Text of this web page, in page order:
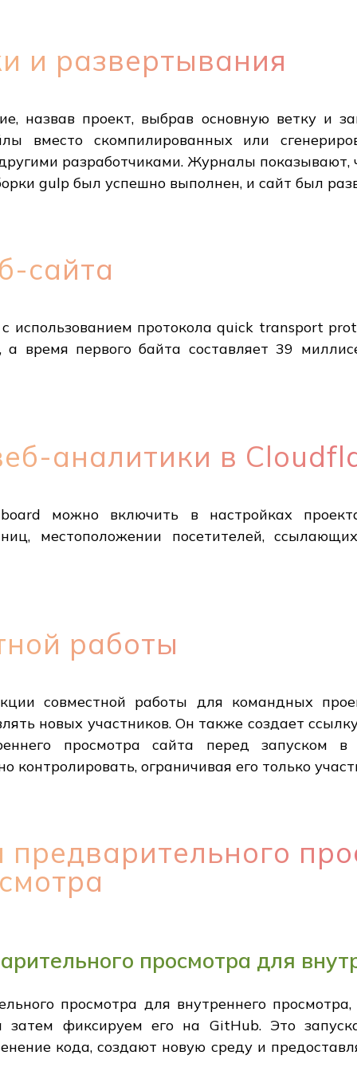
и развертывания
назвав проект, выбрав основную ветку и
вместо скомпилированных или
разработчиками. Журналы
gulp был успешно выполнен, и сайт был
сайта
с использованием протокола quick transport
а время первого байта составляет 39
аналитики в
можно включить в настройках
местоположении посетителей,
работы
совместной работы для командных
новых участников. Он также создает
просмотра сайта перед запуском в
контролировать, ограничивая его только
просмотра для
просмотра для внутреннего
фиксируем его на GitHub. Это
кода, создают новую среду и